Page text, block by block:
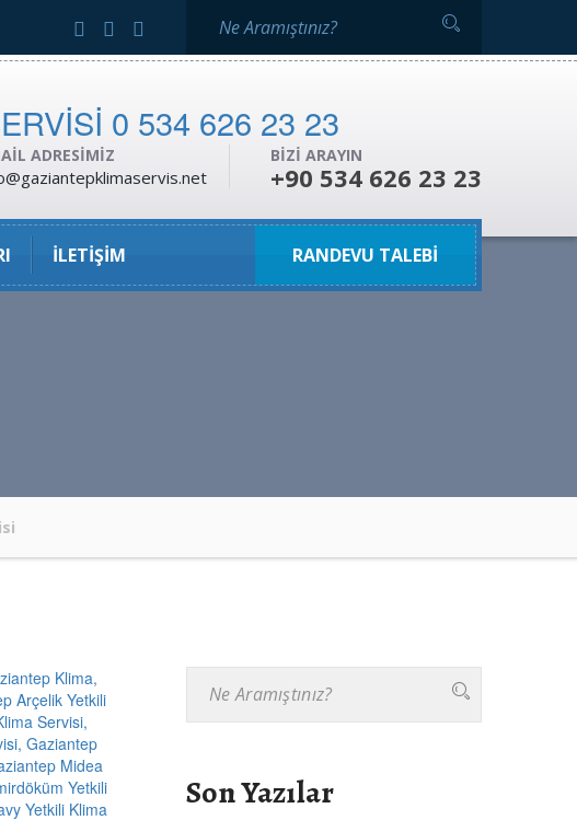
ADRESIMIZ BIZI ARAYIN
+90 534 626 23 23
İLETIŞIM RANDEVU TALEBI
Son Yazılar